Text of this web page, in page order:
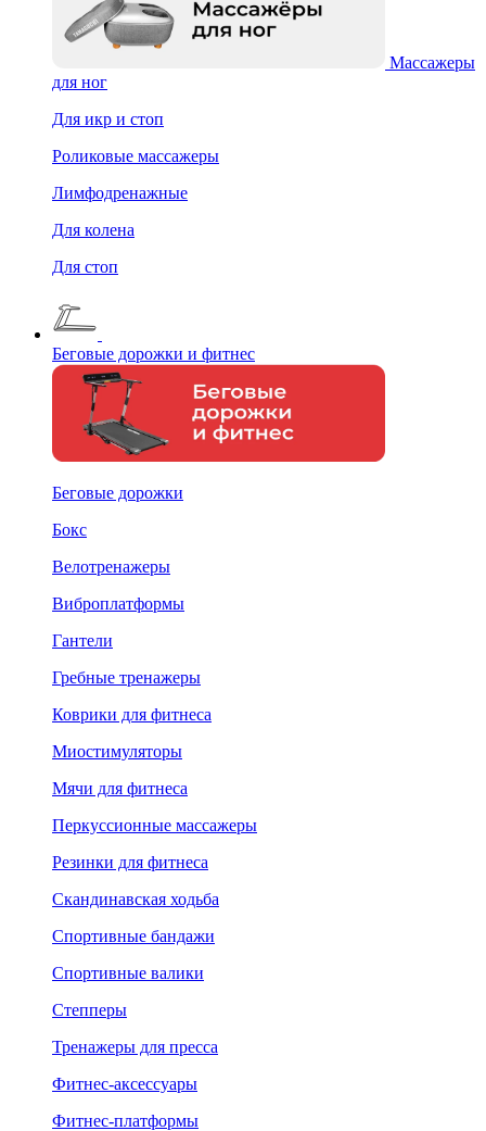
Массажеры
для ног
Для икр и стоп
Роликовые массажеры
Лимфодренажные
Для колена
Для стоп
Беговые дорожки и фитнес
Беговые дорожки
Бокс
Велотренажеры
Виброплатформы
Гантели
Гребные тренажеры
Коврики для фитнеса
Миостимуляторы
Мячи для фитнеса
Перкуссионные массажеры
Резинки для фитнеса
Скандинавская ходьба
Спортивные бандажи
Спортивные валики
Степперы
Тренажеры для пресса
Фитнес-аксессуары
Фитнес-платформы